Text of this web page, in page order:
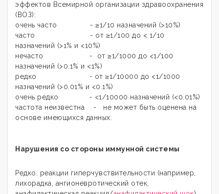
эффектов Всемирной организации здравоохранения
(ВОЗ):
очень часто - ≥1/10 назначений (>10%)
часто - от ≥1/100 до < 1/10
назначений (>1% и <10%)
нечасто - от ≥1/1000 до <1/100
назначений (>0.1% и <1%)
редко - от ≥1/10000 до <1/1000
назначений (>0.01% и <0.1%)
очень редко - <1/10000 назначений (<0.01%)
частота неизвестна - не может быть оценена на
основе имеющихся данных.
Нарушения со стороны иммунной системы
Редко: реакции гиперчувствительности (например,
лихорадка, ангионевротический отек,